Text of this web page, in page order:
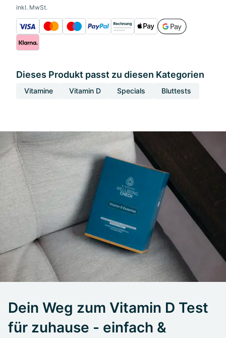
inkl. MwSt.
Dieses Produkt passt zu diesen Kategorien
Vitamine Vitamin D Specials Bluttests
Dein Weg zum Vitamin D Test
für zuhause - einfach &